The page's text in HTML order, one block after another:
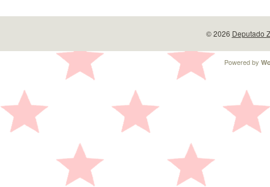
© 2026 Deputado
Powered by